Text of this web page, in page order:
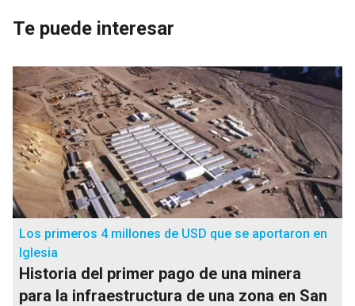
Te puede interesar
Los primeros 4 millones de USD que se aportaron en
Iglesia
Historia del primer pago de una minera
para la infraestructura de una zona en San